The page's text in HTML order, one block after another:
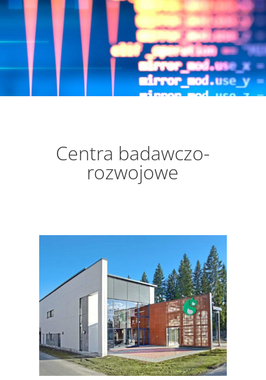
Centra badawczo-
rozwojowe